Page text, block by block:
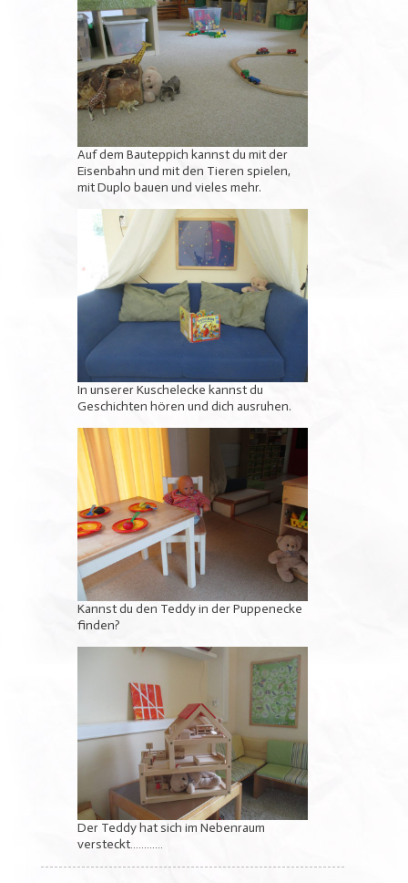
Auf dem Bauteppich kannst du mit der
Eisenbahn und mit den Tieren spielen,
mit Duplo bauen und vieles mehr.
In unserer Kuschelecke kannst du
Geschichten hören und dich ausruhen.
Kannst du den Teddy in der Puppenecke
finden?
Der Teddy hat sich im Nebenraum
versteckt…………